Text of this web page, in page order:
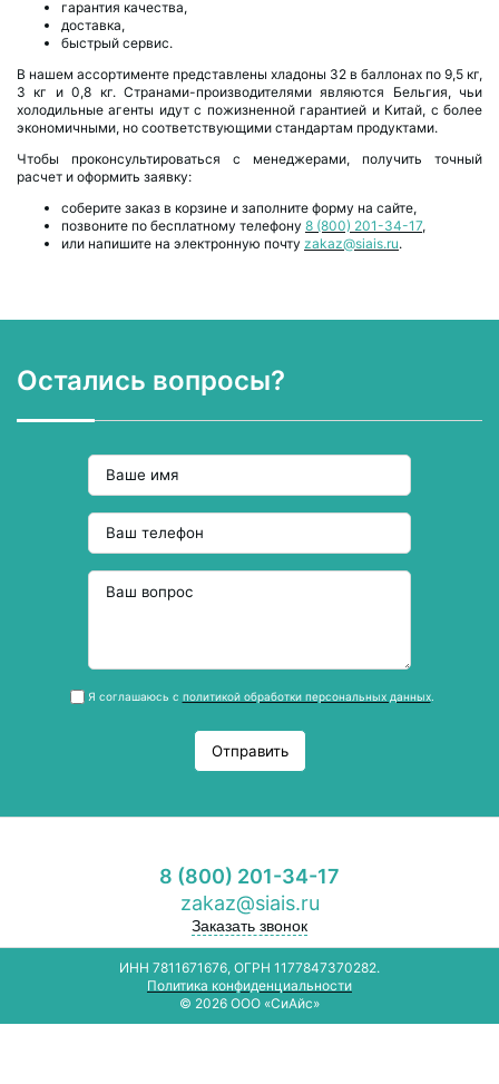
гарантия качества,
доставка,
быстрый сервис.
В нашем ассортименте представлены хладоны 32 в баллонах по 9,5 кг,
3 кг и 0,8 кг. Странами-производителями являются Бельгия, чьи
холодильные агенты идут с пожизненной гарантией и Китай, с более
экономичными, но соответствующими стандартам продуктами.
Чтобы проконсультироваться с менеджерами, получить точный
расчет и оформить заявку:
соберите заказ в корзине и заполните форму на сайте,
позвоните по бесплатному телефону 8 (800) 201-34-17,
или напишите на электронную почту zakaz@siais.ru.
Остались вопросы?
Я соглашаюсь с политикой обработки персональных данных.
Отправить
8 (800) 201-34-17
zakaz@siais.ru
Заказать звонок
ИНН 7811671676, ОГРН 1177847370282.
Политика конфиденциальности
© 2026 ООО «СиАйс»